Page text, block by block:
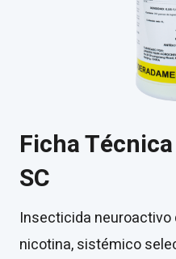
Ficha
SC
Insecticida neuroactivo
nicotina, sistémico